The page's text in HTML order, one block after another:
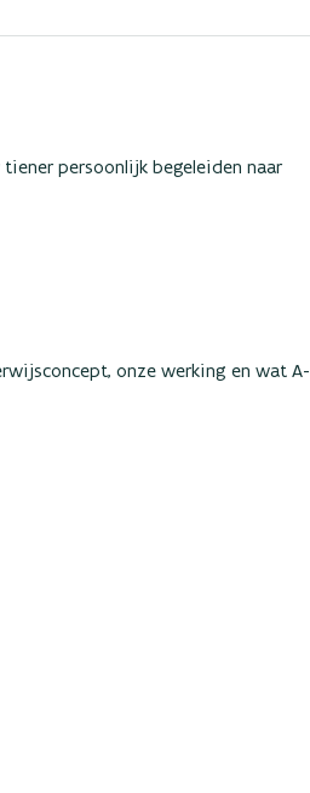
persoonlijk begeleiden naar
onze werking en wat A-